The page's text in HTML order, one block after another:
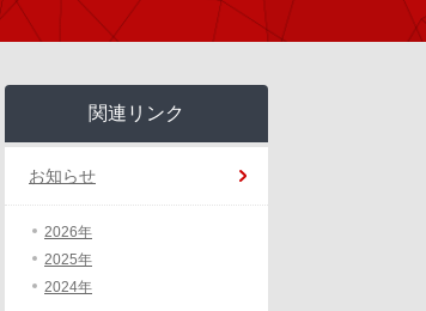
関連リンク
お知らせ
2026年
2025年
2024年